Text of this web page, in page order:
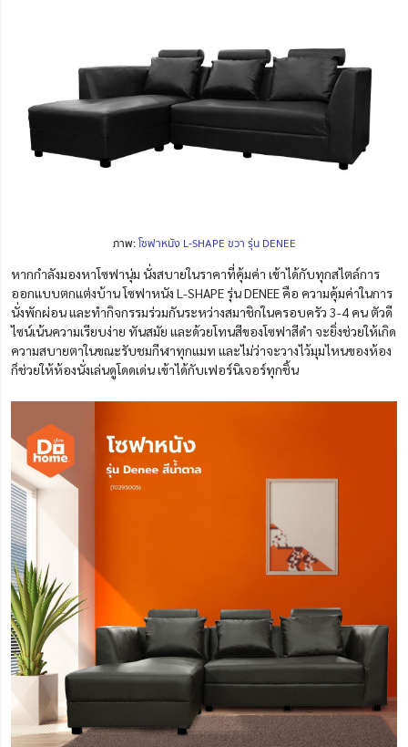
ภาพ:โซฟาหนัง L-SHAPE ขวา รุ่น DENEE
หากกำลังมองหาโซฟานุ่ม นั่งสบายในราคาที่คุ้มค่า เข้าได้กับทุกสไตล์การ
ออกแบบตกแต่งบ้านโซฟาหนัง L-SHAPE รุ่น DENEE คือ ความคุ้มค่าในการ
นั่งพักผ่อน และทำกิจกรรมร่วมกันระหว่างสมาชิกในครอบครัว 3-4 คน ตัวดี
ไซน์เน้นความเรียบง่าย ทันสมัย และด้วยโทนสีของโซฟาสีดำ จะยิ่งช่วยให้เกิด
ความสบายตาในขณะรับชมกีฬาทุกแมท และไม่ว่าจะวางไว้มุมไหนของห้อง
ก็ช่วยให้ห้องนั่งเล่นดูโดดเด่น เข้าได้กับเฟอร์นิเจอร์ทุกชิ้น